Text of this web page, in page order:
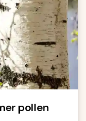
pollen